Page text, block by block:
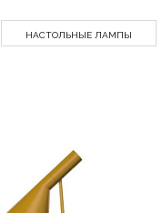
НАСТОЛЬНЫЕ ЛАМПЫ